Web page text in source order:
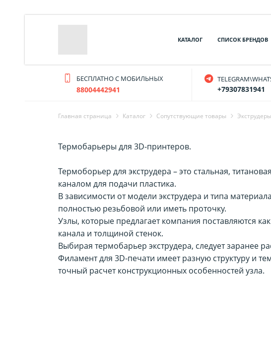
КАТАЛОГ СПИСОК БРЕНДОВ
БЕСПЛАТНО С МОБИЛЬНЫХ
88004442941 +79307831941
Главная страница Каталог Cопутствующие товары Экструдеры
Термобарьеры для 3D-принтеров.
Термоборьер для экструдера – это стальная,
каналом для подачи пластика.
В зависимости от модели экструдера и типа
полностью резьбовой или иметь проточку.
Узлы, которые предлагает компания поставляются
канала и толщиной стенок.
Выбирая термобарьер экструдера, следует заранее
Филамент для 3D-печати имеет разную структуру и
точный расчет конструкционных особенностей узла.